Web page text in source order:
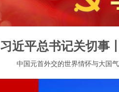
习近平总书记关切事
中国元首外交的世界情怀与大国